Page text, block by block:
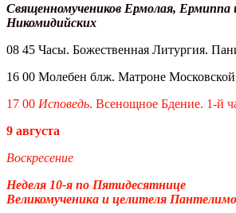
Священномучеников Ермолая, Ермиппа
Никомидийских
08 45 Часы. Божественная Литургия.
16 00 Молебен блж. Матроне Московской
17 00 Исповедь. Всенощное Бдение. 1-й
9 августа
Воскресение
Неделя 10-я по Пятидесятнице
Великомученика и целителя